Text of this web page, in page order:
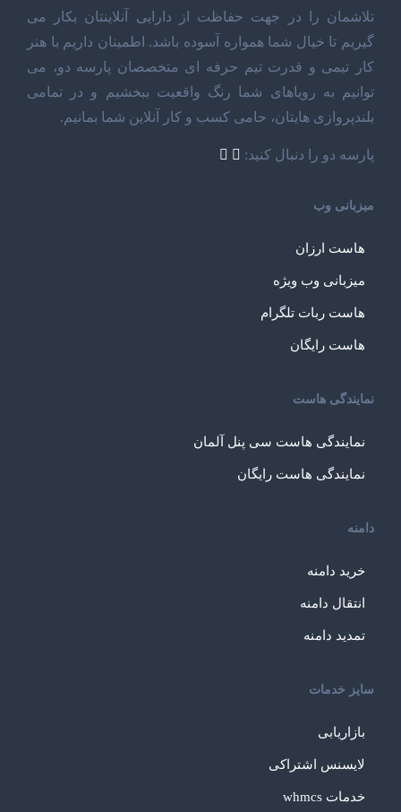
تلاشمان را در جهت حفاظت از دارایی آنلاینتان بکار می
گیریم تا خیال شما همواره آسوده باشد. اطمینان داریم با هنر
کار تیمی و قدرت تیم حرفه ای متخصصان پارسه دو، می
توانیم به رویاهای شما رنگ واقعیت ببخشیم و در تمامی
بلندپروازی هایتان، حامی کسب و کار آنلاین شما بمانیم.
پارسه دو را دنبال کنید:
میزبانی وب
هاست ارزان
میزبانی وب ویژه
هاست ربات تلگرام
هاست رایگان
نمایندگی هاست
نمایندگی هاست سی پنل آلمان
نمایندگی هاست رایگان
دامنه
خرید دامنه
انتقال دامنه
تمدید دامنه
سایز خدمات
بازاریابی
لایسنس اشتراکی
خدمات whmcs